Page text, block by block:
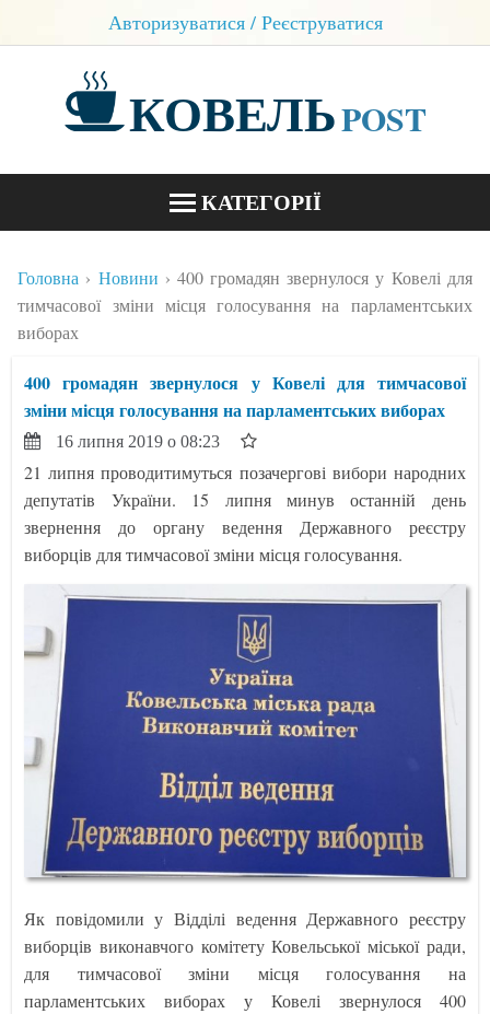
Авторизуватися / Реєструватися
КОВЕЛЬPOST
КАТЕГОРІЇ
БЛОГИ
Головна Новини
400 громадян звернулося у Ковелі для
тимчасової зміни місця голосування на парламентських
виборах
400 громадян звернулося у Ковелі для тимчасової
зміни місця голосування на парламентських виборах
16 липня 2019 о 08:23
21 липня проводитимуться позачергові вибори народних
депутатів України. 15 липня минув останній день
звернення до органу ведення Державного реєстру
виборців для тимчасової зміни місця голосування.
Як повідомили у Відділі ведення Державного реєстру
виборців виконавчого комітету Ковельської міської ради,
для тимчасової зміни місця голосування на
парламентських виборах у Ковелі звернулося 400